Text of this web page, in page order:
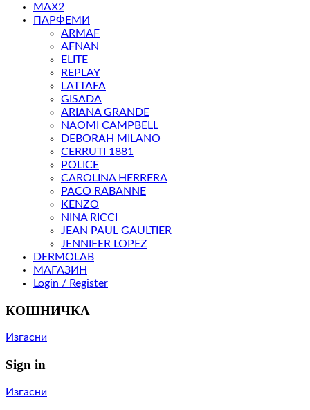
MAX2
ПАРФЕМИ
ARMAF
AFNAN
ELITE
REPLAY
LATTAFA
GISADA
ARIANA GRANDE
NAOMI CAMPBELL
DEBORAH MILANO
CERRUTI 1881
POLICE
CAROLINA HERRERA
PACO RABANNE
KENZO
NINA RICCI
JEAN PAUL GAULTIER
JENNIFER LOPEZ
DERMOLAB
МАГАЗИН
Login / Register
КОШНИЧКА
Изгасни
Sign in
Изгасни